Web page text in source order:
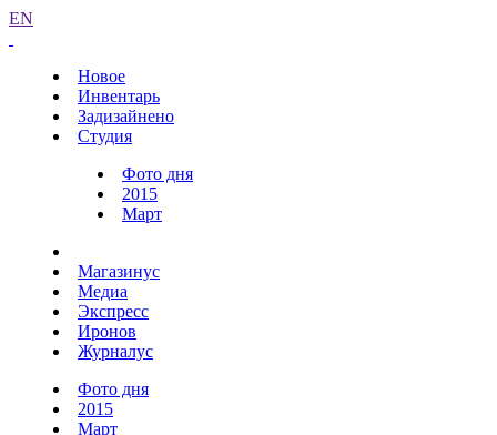
EN
Новое
Инвентарь
Задизайнено
Студия
Фото дня
2015
Март
Магазинус
Медиа
Экспресс
Иронов
Журналус
Фото дня
2015
Март